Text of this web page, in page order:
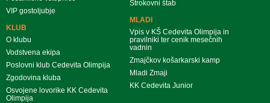
VIP gostoljubje
KLUB
O klubu
Vodstvena ekipa
Poslovni klub Cedevita Olimpija
Zgodovina kluba
Osvojene lovorike KK Cedevita
Olimpija
Strokovni štab
MLADI
Vpis v KŠ Cedevita Olimpija in
pravilniki ter cenik mesečnih
vadnin
Zmajčkov košarkarski kamp
Mladi Zmaji
KK Cedevita Junior